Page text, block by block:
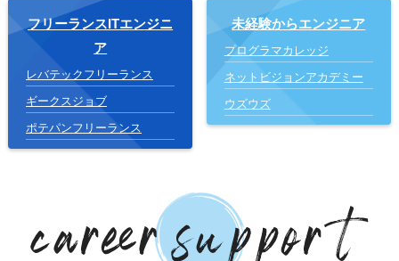
フリーランスITエンジニ
ア
レバテックフリーランス
ギークスジョブ
ポテパンフリーランス
未経験からエンジニア
プログラマカレッジ
ネットビジョンアカデミー
ウズウズ